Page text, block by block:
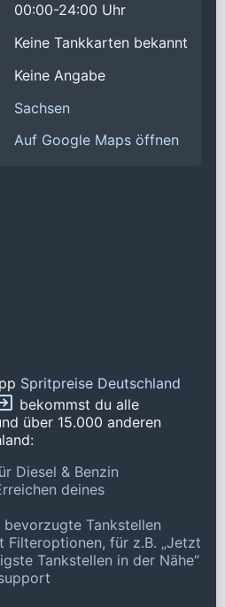
00:00-24:00 Uhr
Keine Tankkarten bekannt
Keine Angabe
Sachsen
Auf Google Maps öffnen
Spritpreise Deutschland
bekommst du alle
über 15.000 anderen
Diesel & Benzin
deines
Tankstellen
Filteroptionen, für z.B. „Jetzt
Tankstellen in der Nähe“